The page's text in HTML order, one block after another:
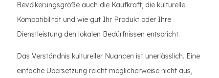
Bevölkerungsgröße auch die Kaufkraft, die kulturelle
Kompatibilität und wie gut Ihr Produkt oder Ihre
Dienstleistung den lokalen Bedürfnissen entspricht.
Das Verständnis kultureller Nuancen ist unerlässlich. Eine
einfache Übersetzung reicht möglicherweise nicht aus,